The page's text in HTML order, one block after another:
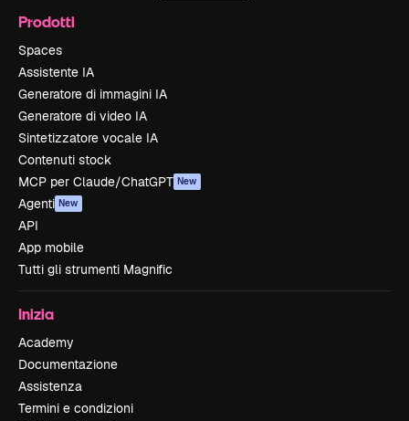
Prodotti
Spaces
Assistente IA
Generatore di immagini IA
Generatore di video IA
Sintetizzatore vocale IA
Contenuti stock
MCP per Claude/ChatGPT New
Agenti New
API
App mobile
Tutti gli strumenti Magnific
Inizia
Academy
Documentazione
Assistenza
Termini e condizioni